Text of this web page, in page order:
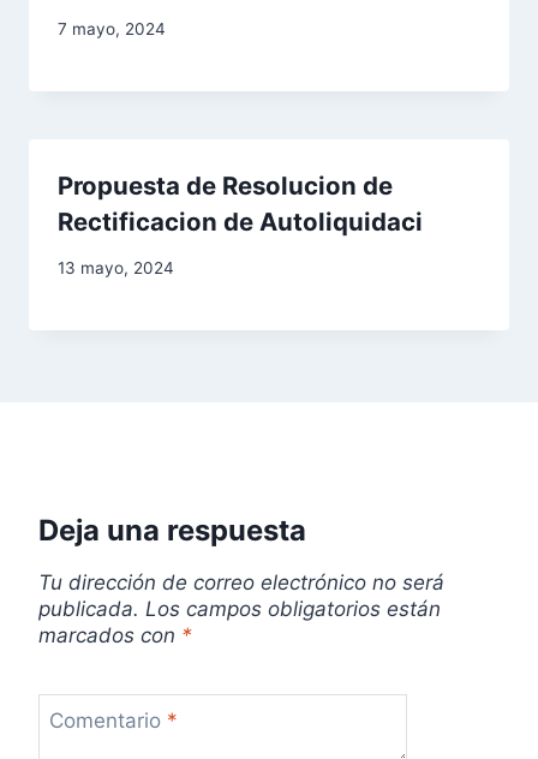
7 mayo, 2024
Propuesta de Resolucion de
Rectificacion de Autoliquidaci
13 mayo, 2024
Deja una respuesta
Tu dirección de correo electrónico no será
publicada. Los campos obligatorios están
marcados con *
Comentario *